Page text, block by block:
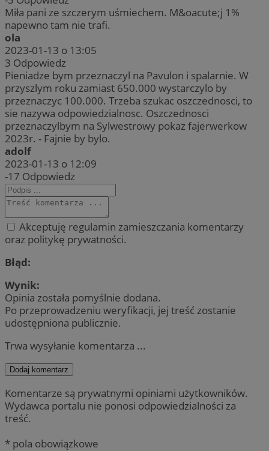
Miła pani ze szczerym uśmiechem. M&oacute;j 1%
napewno tam nie trafi.
ola
2023-01-13 o 13:05
3 Odpowiedz
Pieniadze bym przeznaczyl na Pavulon i spalarnie. W
przyszlym roku zamiast 650.000 wystarczylo by
przeznaczyc 100.000. Trzeba szukac oszczednosci, to
sie nazywa odpowiedzialnosc. Oszczednosci
przeznaczylbym na Sylwestrowy pokaz fajerwerkow
2023r. - Fajnie by bylo.
adolf
2023-01-13 o 12:09
-17 Odpowiedz
Akceptuję regulamin zamieszczania komentarzy
oraz politykę prywatności.
Błąd:
Wynik:
Opinia została pomyślnie dodana.
Po przeprowadzeniu weryfikacji, jej treść zostanie
udostępniona publicznie.
Trwa wysyłanie komentarza ...
Dodaj komentarz
Komentarze są prywatnymi opiniami użytkowników.
Wydawca portalu nie ponosi odpowiedzialności za
treść.
* pola obowiązkowe